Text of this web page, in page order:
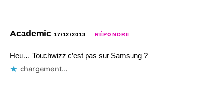
Academic 17/12/2013 RÉPONDRE
Heu… Touchwizz c’est pas sur Samsung ?
chargement…